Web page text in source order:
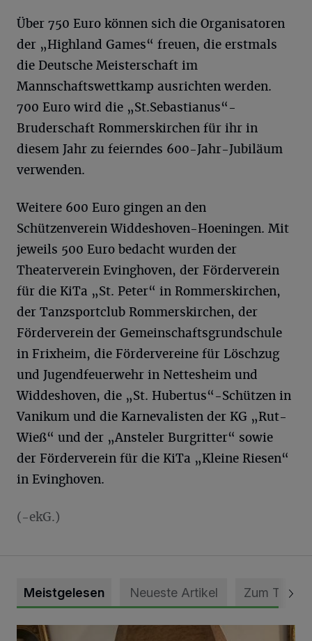
Über 750 Euro können sich die Organisatoren
der „Highland Games“ freuen, die erstmals
die Deutsche Meisterschaft im
Mannschaftswettkamp ausrichten werden.
700 Euro wird die „St.Sebastianus“-
Bruderschaft Rommerskirchen für ihr in
diesem Jahr zu feierndes 600-Jahr-Jubiläum
verwenden.
Weitere 600 Euro gingen an den
Schützenverein Widdeshoven-Hoeningen. Mit
jeweils 500 Euro bedacht wurden der
Theaterverein Evinghoven, der Förderverein
für die KiTa „St. Peter“ in Rommerskirchen,
der Tanzsportclub Rommerskirchen, der
Förderverein der Gemeinschaftsgrundschule
in Frixheim, die Fördervereine für Löschzug
und Jugendfeuerwehr in Nettesheim und
Widdeshoven, die „St. Hubertus“-Schützen in
Vanikum und die Karnevalisten der KG „Rut-
Wieß“ und der „Ansteler Burgritter“ sowie
der Förderverein für die KiTa „Kleine Riesen“
in Evinghoven.
(-ekG.)
Meistgelesen Neueste Artikel Zum Thema
„Loss dir nix jefalle“ in 7 Tage 1 Song